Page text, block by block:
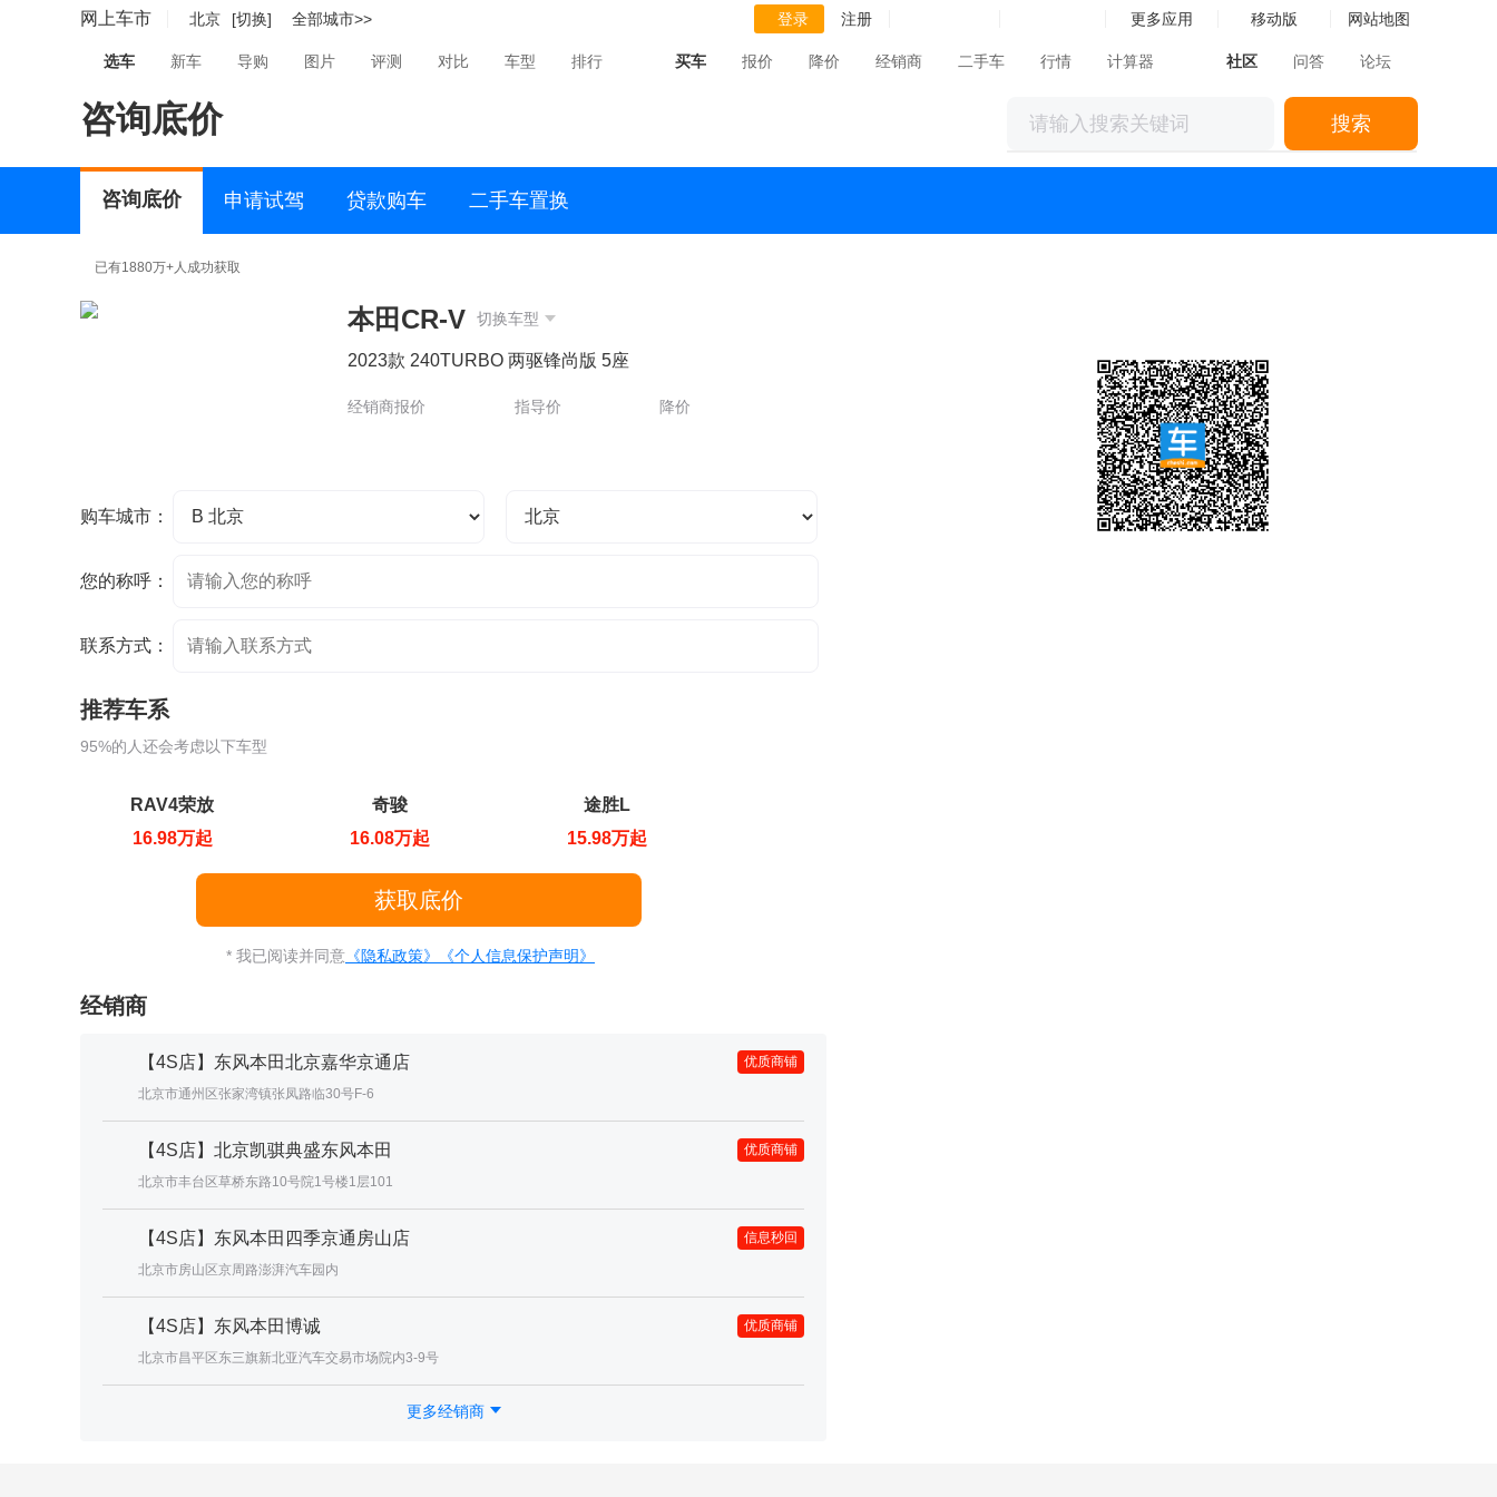
网上车市 北京 [切换] 全部城市>> 登录 注册 更多应用 移动版 网站地图
选车 新车 导购 图片 评测 对比 车型 排行 买车 报价 降价 经销商 二手车 行情 计算器 社区 问答 论坛
咨询底价 搜索
咨询底价 申请试驾 贷款购车 二手车置换
已有1880万+人成功获取
本田CR-V 切换车型
2023款 240TURBO 两驱锋尚版 5座
经销商报价 指导价 降价
购车城市：
您的称呼：
联系方式：
推荐车系
95%的人还会考虑以下车型
RAV4荣放
16.98万起
奇骏
16.08万起
途胜L
15.98万起
* 我已阅读并同意 《隐私政策》 《个人信息保护声明》
经销商
【4S店】东风本田北京嘉华京通店
北京市通州区张家湾镇张凤路临30号F-6
优质商铺
【4S店】北京凯骐典盛东风本田
北京市丰台区草桥东路10号院1号楼1层101
优质商铺
【4S店】东风本田四季京通房山店
北京市房山区京周路澎湃汽车园内
信息秒回
【4S店】东风本田博诚
北京市昌平区东三旗新北亚汽车交易市场院内3-9号
优质商铺
更多经销商